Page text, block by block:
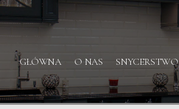
GŁÓWNA O NAS SNYCERSTWO